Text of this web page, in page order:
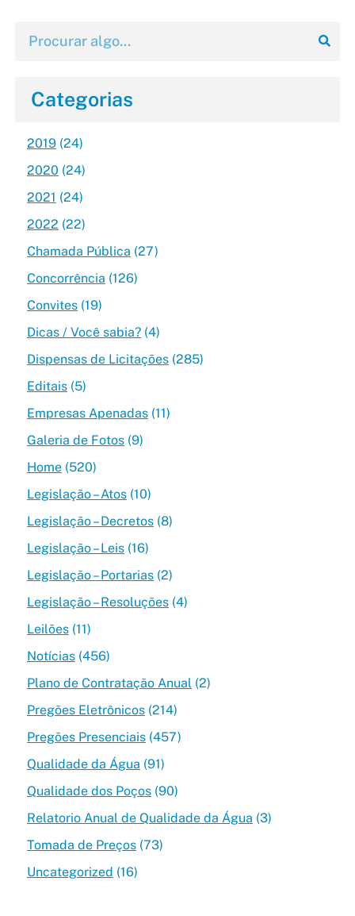
Categorias
2019(24)
2020 (24)
2021 (24)
2022 (22)
Chamada Pública (27)
Concorrência (126)
Convites(19)
Dicas / Você sabia?(4)
Dispensas de Licitações(285)
Editais(5)
Empresas Apenadas(11)
Galeria de Fotos(9)
Home(520)
Legislação – Atos(10)
Legislação – Decretos(8)
Legislação – Leis(16)
Legislação – Portarias(2)
Legislação – Resoluções(4)
Leilões(11)
Notícias(456)
Plano de Contratação Anual (2)
Pregões Eletrônicos(214)
Pregões Presenciais(457)
Qualidade da Água (91)
Qualidade dos Poços(90)
Relatorio Anual de Qualidade da Água (3)
Tomada de Preços(73)
Uncategorized (16)